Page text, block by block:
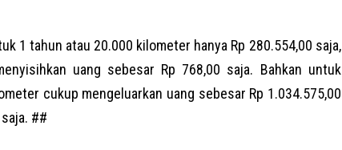
1 tahun atau 20.000 kilometer hanya Rp 280.554,00 saja,
uang sebesar Rp 768,00 saja. Bahkan untuk
cukup mengeluarkan uang sebesar Rp 1.034.575,00
##